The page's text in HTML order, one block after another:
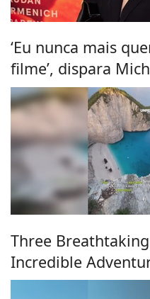
‘Eu nunca mais
filme’, dispara
Three
Incredible